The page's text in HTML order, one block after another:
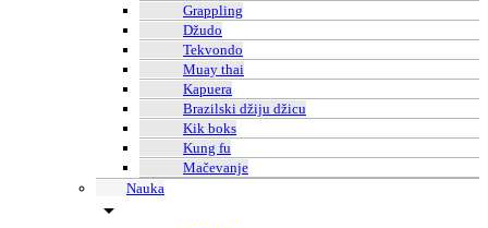
Grappling
Džudo
Tekvondo
Muay thai
Kapuera
Brazilski džiju džicu
Kik boks
Kung fu
Mačevanje
Nauka